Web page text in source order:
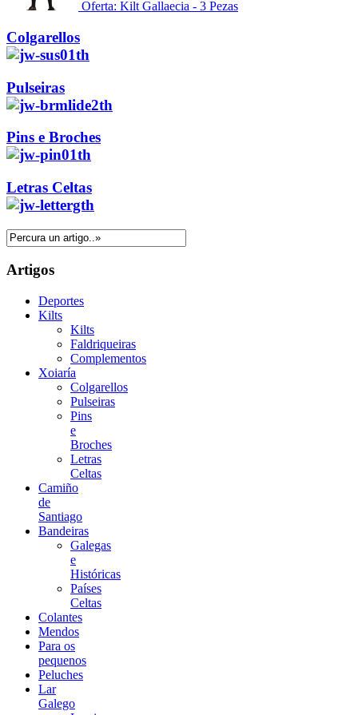
Oferta: Kilt Gallaecia - 3 Pezas
Colgarellos
Pulseiras
Pins e Broches
Letras Celtas
Artigos
Deportes
Kilts
Kilts
Faldriqueiras
Complementos
Xoiaría
Colgarellos
Pulseiras
Pins
e
Broches
Letras
Celtas
Camiño
de
Santiago
Bandeiras
Galegas
e
Históricas
Países
Celtas
Colantes
Mendos
Para os
pequenos
Peluches
Lar
Galego